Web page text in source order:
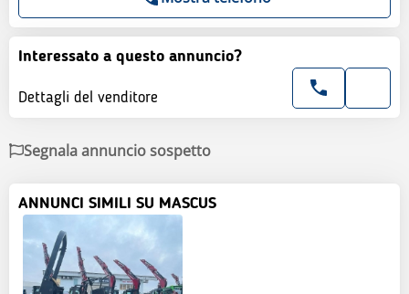
Interessato a questo annuncio?
Dettagli del venditore
Segnala annuncio sospetto
ANNUNCI SIMILI SU MASCUS